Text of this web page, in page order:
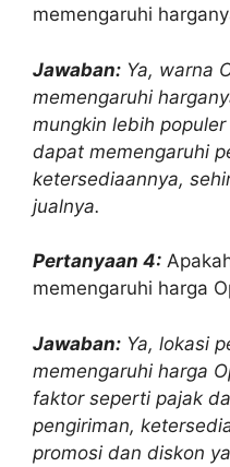
memengaruhi
Jawaban: Ya, warna
memengaruhi
mungkin lebih
dapat memengaruhi
ketersediaannya,
jualnya.
Pertanyaan 4:
memengaruhi harga
Jawaban: Ya, lokasi
memengaruhi harga
faktor seperti pajak
pengiriman,
promosi dan diskon